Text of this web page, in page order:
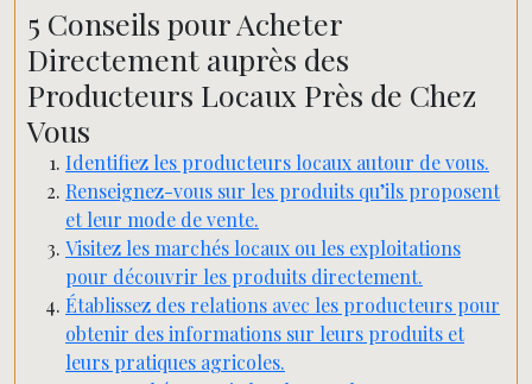
5 Conseils pour Acheter
Directement auprès des
Producteurs Locaux Près de Chez
Vous
Identifiez les producteurs locaux autour de vous.
Renseignez-vous sur les produits qu’ils proposent
et leur mode de vente.
Visitez les marchés locaux ou les exploitations
pour découvrir les produits directement.
Établissez des relations avec les producteurs pour
obtenir des informations sur leurs produits et
leurs pratiques agricoles.